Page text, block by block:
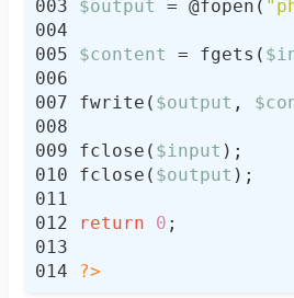
$output
= @fopen(
$content = fgets(
fwrite( $output ,
fclose( $input
fclose( $output
return 0
?>